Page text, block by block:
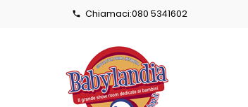
 Chiamaci:080 5341602